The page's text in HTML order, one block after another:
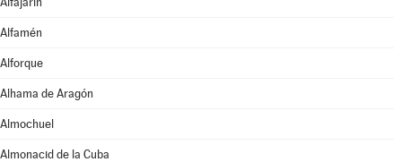
Alfamén
Alforque
Alhama de Aragón
Almochuel
Almonacid de la Cuba